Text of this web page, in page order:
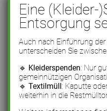
Eine (Kleider-
Entsorgung
Auch nach Einführung
unterscheiden Sie
🔹 Kleiderspenden: Nur
gemeinnützigen
🔹Textilmüll: Kaputte
weiterhin in die